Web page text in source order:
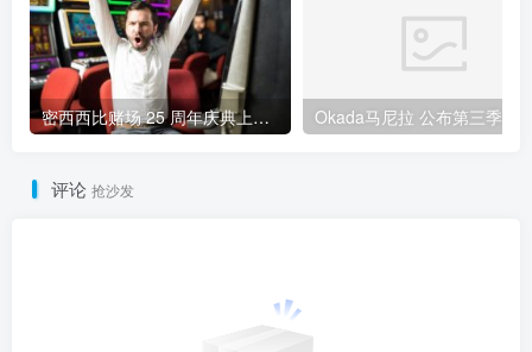
密西西比赌场 25 周年庆典上，玩家赢得 125 万美元老虎机大奖
评论 抢沙发